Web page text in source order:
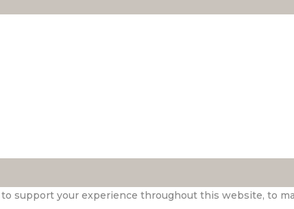
support your experience throughout this website, to